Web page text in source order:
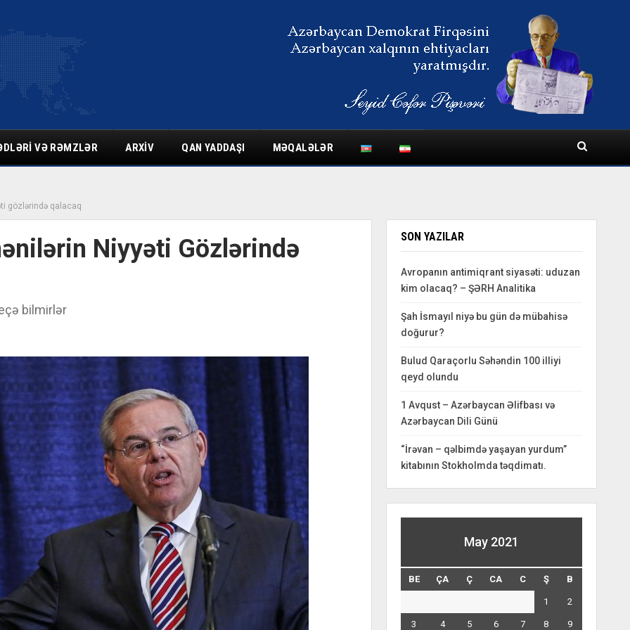
VƏ RƏMZLƏR ARXIV QAN YADDAŞI MƏQALƏLƏR
gözlərində qalacaq
Niyyəti Gözlərində
bilmirlər
SON YAZILAR
Avropanın antimiqrant siyasəti: uduzan
kim olacaq? – ŞƏRH Analitika
Şah İsmayıl niyə bu gün də mübahisə
doğurur?
Bulud Qaraçorlu Səhəndin 100 illiyi
qeyd olundu
1 Avqust – Azərbaycan Əlifbası və
Azərbaycan Dili Günü
“İrəvan – qəlbimdə yaşayan yurdum”
kitabının Stokholmda təqdimatı.
May 2021
BE ÇA Ç CA C Ş B
1 2
3 4 5 6 7 8 9